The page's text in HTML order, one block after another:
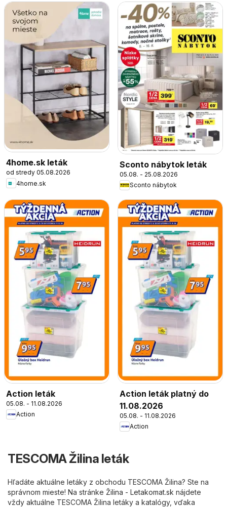
4home.sk leták
od stredy 05.08.2026
4home.sk
Sconto nábytok leták
05.08. - 25.08.2026
Sconto nábytok
Action leták
05.08. - 11.08.2026
Action
Action leták platný do
11.08.2026
05.08. - 11.08.2026
Action
TESCOMA Žilina leták
Hľadáte aktuálne letáky z obchodu TESCOMA Žilina? Ste na
správnom mieste! Na stránke Žilina - Letakomat.sk nájdete
vždy aktuálne TESCOMA Žilina letáky a katalógy, vďaka